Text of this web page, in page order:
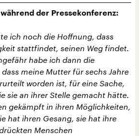
der Pressekonferenz:
ich noch die Hoffnung, dass
stattfindet, seinen Weg findet.
habe ich dann die
meine Mutter für sechs Jahre
worden ist, für eine Sache,
sie an ihrer Stelle gemacht hätte.
gekämpft in ihren Möglichkeiten,
hat ihren Gesang, sie hat ihre
Menschen